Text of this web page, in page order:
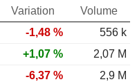
Variation
Volume
-1,48 %
556 k
+1,07 %
2,07 M
-6,37 %
2,9 M